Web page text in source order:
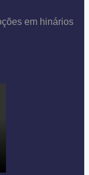
em hinários